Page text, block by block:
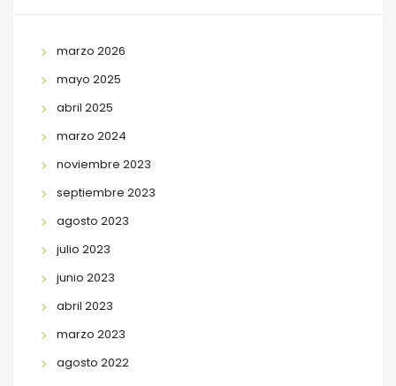
marzo 2026
mayo 2025
abril 2025
marzo 2024
noviembre 2023
septiembre 2023
agosto 2023
julio 2023
junio 2023
abril 2023
marzo 2023
agosto 2022